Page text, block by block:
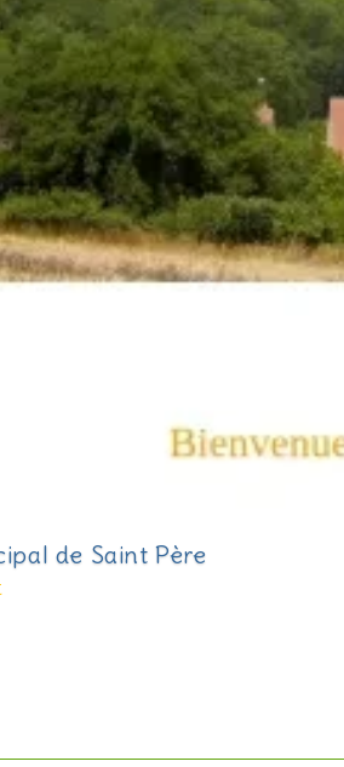
de Saint Père